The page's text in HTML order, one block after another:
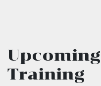
Training